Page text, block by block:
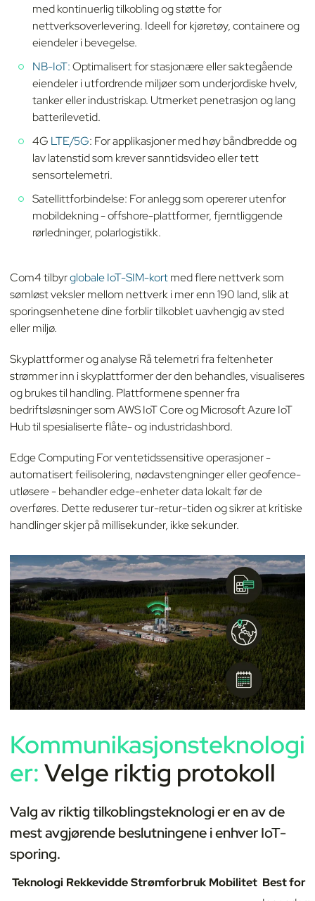
med kontinuerlig tilkobling og støtte for
nettverksoverlevering. Ideell for kjøretøy, containere og
eiendeler i bevegelse.
NB-IoT:Optimalisert for stasjonære eller saktegående
eiendeler i utfordrende miljøer som underjordiske hvelv,
tanker eller industriskap. Utmerket penetrasjon og lang
batterilevetid.
4G LTE/5G: For applikasjoner med høy båndbredde og
lav latenstid som krever sanntidsvideo eller tett
sensortelemetri.
Satellittforbindelse: For anlegg som opererer utenfor
mobildekning - offshore-plattformer, fjerntliggende
rørledninger, polarlogistikk.
Com4 tilbyrglobale IoT-SIM-kortmed flere nettverk som
sømløst veksler mellom nettverk i mer enn 190 land, slik at
sporingsenhetene dine forblir tilkoblet uavhengig av sted
eller miljø.
Skyplattformer og analyse Rå telemetri fra feltenheter
strømmer inn i skyplattformer der den behandles, visualiseres
og brukes til handling. Plattformene spenner fra
bedriftsløsninger som AWS IoT Core og Microsoft Azure IoT
Hub til spesialiserte flåte- og industridashbord.
Edge Computing For ventetidssensitive operasjoner -
automatisert feilisolering, nødavstengninger eller geofence-
utløsere - behandler edge-enheter data lokalt før de
overføres. Dette reduserer tur-retur-tiden og sikrer at kritiske
handlinger skjer på millisekunder, ikke sekunder.
Kommunikasjonsteknologi
er:Velge riktig protokoll
Valg av riktig tilkoblingsteknologi er en av de
mest avgjørende beslutningene i enhver IoT-
sporing.
Teknologi RekkeviddeStrømforbruk Mobilitet Best for